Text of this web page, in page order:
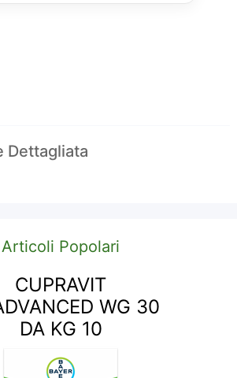
Dettagliata
Articoli Popolari
CUPRAVIT
WG 30
DA KG 10